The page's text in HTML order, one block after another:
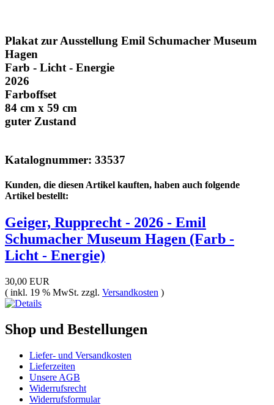
Plakat zur Ausstellung Emil Schumacher Museum
Hagen
Farb - Licht - Energie
2026
Farboffset
84 cm x 59 cm
guter Zustand
Katalognummer: 33537
Kunden, die diesen Artikel kauften, haben auch folgende
Artikel bestellt:
Geiger, Rupprecht - 2026 - Emil
Schumacher Museum Hagen (Farb -
Licht - Energie)
30,00 EUR
( inkl. 19 % MwSt. zzgl. Versandkosten )
Shop und Bestellungen
Liefer- und Versandkosten
Lieferzeiten
Unsere AGB
Widerrufsrecht
Widerrufsformular